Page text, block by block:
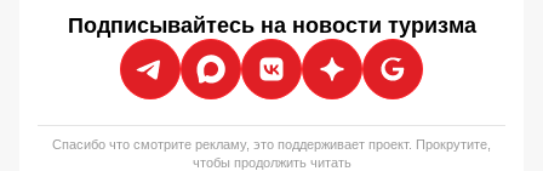
Подписывайтесь на новости туризма
Спасибо что смотрите рекламу, это поддерживает проект. Прокрутите,
чтобы продолжить читать